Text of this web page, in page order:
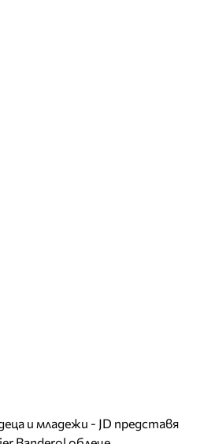
и младежи - JD представя